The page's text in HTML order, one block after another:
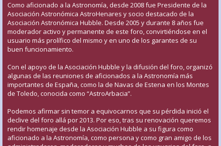
Como aficionado a la Astronomía, desde 2008 fue Presidente de la
Asociación Astronómica AstroHenares y socio destacado de la
Asociación Astronómica Hubble. Desde 2005 y durante 8 años fue
moderador activo y permanente de este foro, convirtiéndose en el
usuario más prolífico del mismo y en uno de los garantes de su
buen funcionamiento.
Con el apoyo de la Asociación Hubble y la difusión del foro, organizó
algunas de las reuniones de aficionados a la Astronomía más
importantes de España, como la de Navas de Estena en los Montes
de Toledo, conocida como “AstroArbacia”.
Podemos afirmar sin temor a equivocarnos que su pérdida inició el
declive del foro allá por 2013. Por eso, tras su renovación queremos
rendir homenaje desde la Asociación Hubble a su figura como
aficionado a la Astronomía, como persona y como gran amigo de los